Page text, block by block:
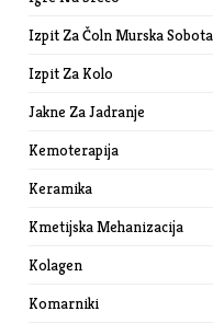
Izpit Za Čoln Murska Sobota
Izpit Za Kolo
Jakne Za Jadranje
Kemoterapija
Keramika
Kmetijska Mehanizacija
Kolagen
Komarniki